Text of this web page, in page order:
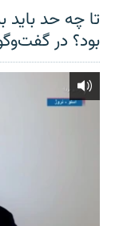
تا چه حد
بود؟ در